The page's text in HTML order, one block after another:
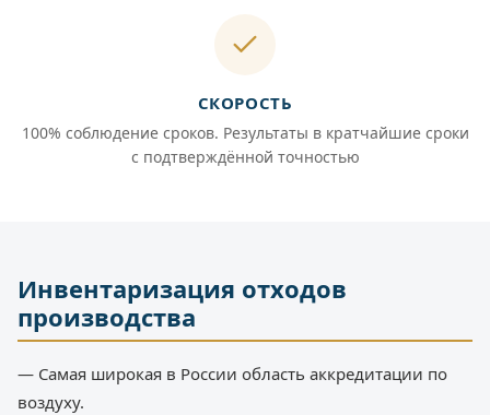
СКОРОСТЬ
100% соблюдение сроков. Результаты в кратчайшие сроки
с подтверждённой точностью
Инвентаризация отходов
производства
— Самая широкая в России область аккредитации по
воздуху.